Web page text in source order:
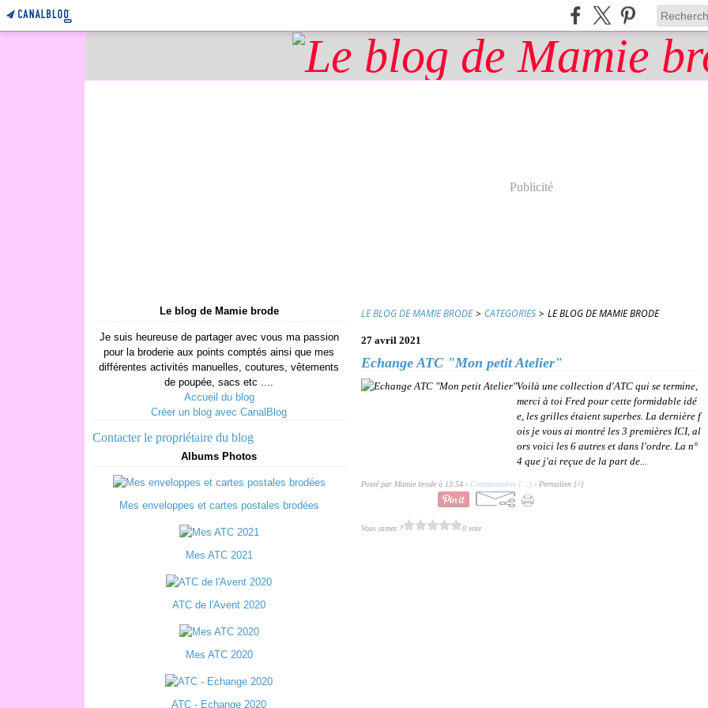
Publicité
Le blog de Mamie brode
Je suis heureuse de partager avec vous ma passion
pour la broderie aux points comptés ainsi que mes
différentes activités manuelles, coutures, vêtements
de poupée, sacs etc ....
Accueil du blog
Créer un blog avec CanalBlog
Contacter le propriétaire du blog
Albums Photos
Mes enveloppes et cartes postales brodées
Mes ATC 2021
ATC de l'Avent 2020
Mes ATC 2020
ATC - Echange 2020
LE BLOG DE MAMIE BRODE > CATEGORIES > LE BLOG DE MAMIE BRODE
27 avril 2021
Echange ATC "Mon petit Atelier"
Voilà une collection d'ATC qui se termine,
merci à toi Fred pour cette formidable idé
e, les grilles étaient superbes. La dernière f
ois je vous ai montré les 3 premières ICI, al
ors voici les 6 autres et dans l'ordre. La n°
4 que j'ai reçue de la part de...
Posté par Mamie brode à 13:54 - Commentaires [ ] - Permalien [#]
Vous aimez ? 0 vote